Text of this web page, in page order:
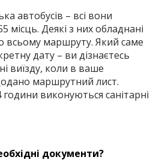
автобусів – всі вони
місць. Деякі з них обладнані
маршруту. Який саме
дату – ви дізнаєтесь
виїзду, коли в ваше
маршрутний лист.
виконуються санітарні
документи?